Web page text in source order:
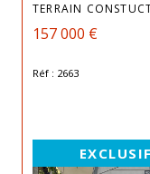
TERRAIN
157 000 €
Réf : 2663
EXCLUSIF